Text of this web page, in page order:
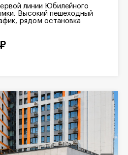
линии Юбилейного
Высокий пешеходный
рядом остановка